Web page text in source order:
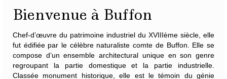
Bienvenue à Buffon
Chef-d’œuvre du patrimoine industriel du XVIIIème siècle, elle
fut édifiée par le célèbre naturalistecomte de Buffon . Elle se
compose d’un ensemble architectural unique en son genre
regroupant la partie domestique et la partie industrielle.
Classée monument historique, elle est le témoin du génie